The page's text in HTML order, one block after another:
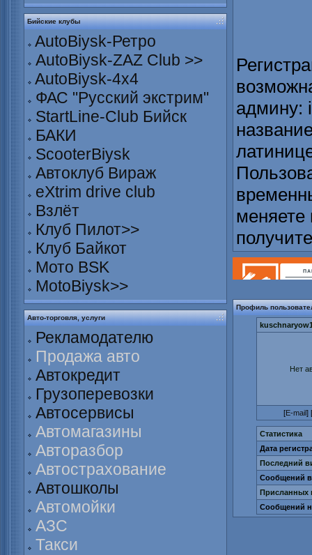
Бийские клубы
AutoBiysk-Ретро
AutoBiysk-ZAZ Club >>
AutoBiysk-4x4
ФАС "Русский экстрим"
StartLine-Club Бийск
БАКИ
ScooterBiysk
Автоклуб Вираж
eXtrim drive club
Взлёт
Клуб Пилот>>
Клуб Байкот
Мото BSK
MotoBiysk>>
Авто-торговля, услуги
Рекламодателю
Продажа авто
Автокредит
Грузоперевозки
Автосервисы
Автомагазины
Авторазбор
Автострахование
Автошколы
Автомойки
АЗС
Такси
админу:
меняете
Профиль
Нет
[E-mail] [
Статистика
Дата
Последний
Сообщений в
Присланных
Сообщений